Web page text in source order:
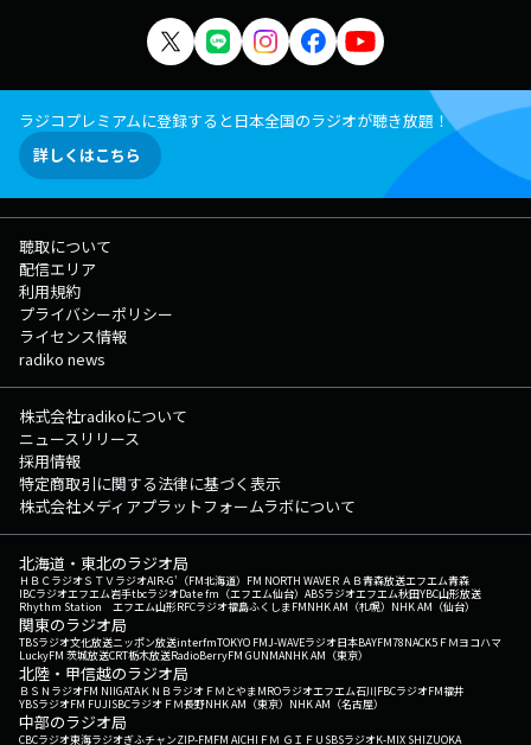
ラジコプレミアムに登録すると日本全国のラジオが聴き放題！
詳しくはこちら
聴取について
配信エリア
利用規約
プライバシーポリシー
ライセンス情報
radiko news
株式会社radikoについて
ニュースリリース
採用情報
特定商取引に関する法律に基づく表示
株式会社メディアプラットフォームラボについて
北海道・東北のラジオ局
ＨＢＣラジオＳＴＶラジオAIR-G'（FM北海道） FM NORTH WAVEＲＡＢ青森放送エフエム青森
IBCラジオエフエム岩手tbcラジオDate fm（エフエム仙台） ABSラジオエフエム秋田YBC山形放送
Rhythm Station エフエム山形RFCラジオ福島ふくしまFMNHK AM（札幌） NHK AM（仙台）
関東のラジオ局
TBSラジオ文化放送ニッポン放送interfmTOKYO FMJ-WAVEラジオ日本BAYFM78NACK5 ＦＭヨコハマ
LuckyFM 茨城放送CRT栃木放送RadioBerryFM GUNMANHK AM（東京）
北陸・甲信越のラジオ局
ＢＳＮラジオFM NIIGATAＫＮＢラジオ ＦＭとやまMROラジオエフエム石川FBCラジオFM福井
YBSラジオFM FUJISBCラジオ ＦＭ長野NHK AM（東京） NHK AM（名古屋）
中部のラジオ局
CBCラジオ東海ラジオぎふチャンZIP-FMFM AICHI ＦＭ ＧＩＦＵ SBSラジオK-MIX SHIZUOKA